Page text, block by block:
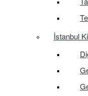
İstanbul